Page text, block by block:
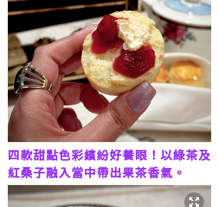
四款甜點色彩繽紛好養眼！以綠茶及
紅桑子融入當中帶出果茶香氣。